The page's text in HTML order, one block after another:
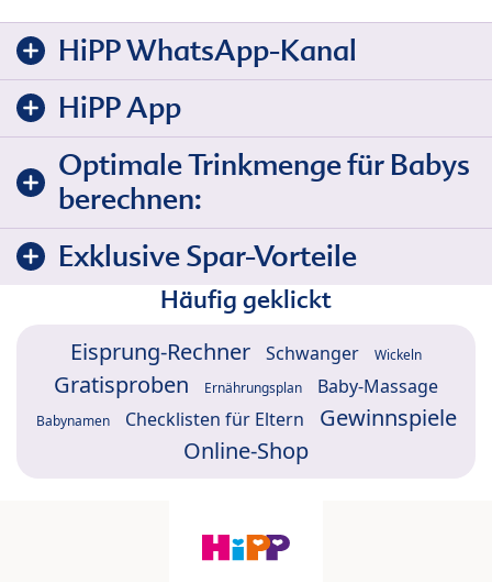
HiPP WhatsApp-Kanal
HiPP App
Optimale Trinkmenge für Babys
berechnen:
Exklusive Spar-Vorteile
Häufig geklickt
Eisprung-Rechner Schwanger Wickeln
Gratisproben Ernährungsplan Baby-Massage
Babynamen Checklisten für Eltern
Gewinnspiele
Online-Shop